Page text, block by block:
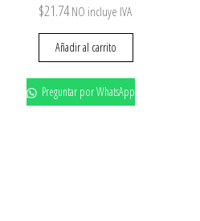
$21.74NO incluye IVA
Añadir al carrito
Preguntar por WhatsApp